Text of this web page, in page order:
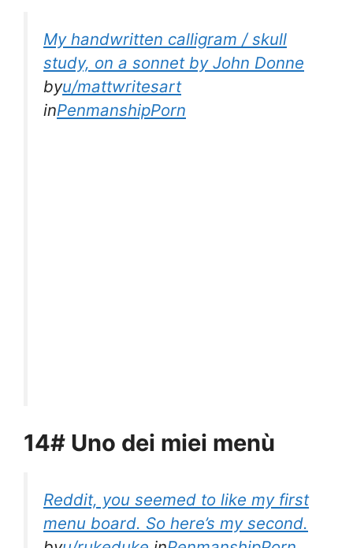
My handwritten calligram / skull
study, on a sonnet by John Donne
byu/mattwritesart
inPenmanshipPorn
14# Uno dei miei menù
Reddit, you seemed to like my first
menu board. So here’s my second.